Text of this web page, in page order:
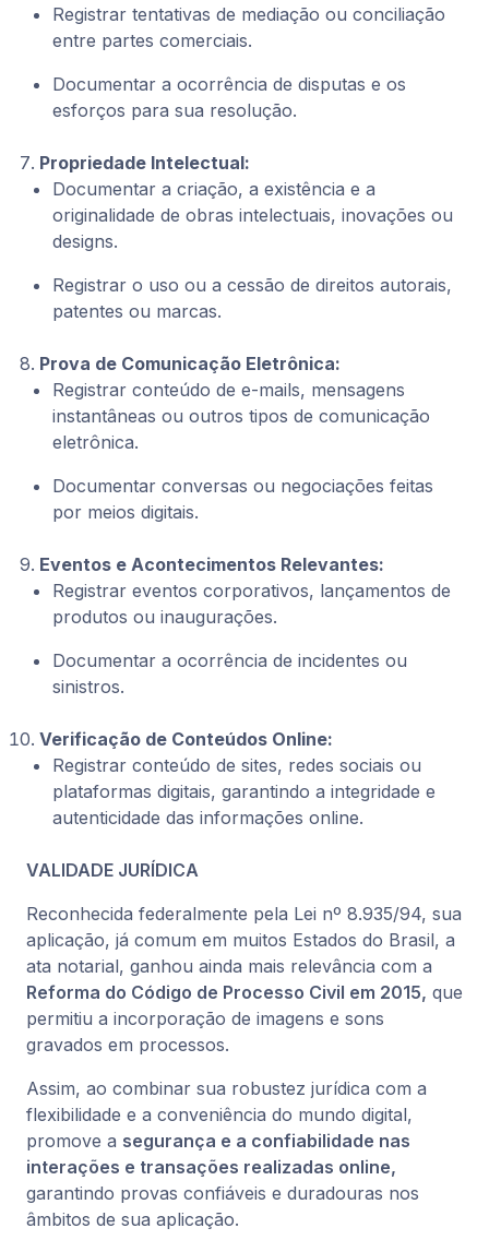
Registrar tentativas de mediação ou conciliação
entre partes comerciais.
Documentar a ocorrência de disputas e os
esforços para sua resolução.
Propriedade Intelectual:
Documentar a criação, a existência e a
originalidade de obras intelectuais, inovações ou
designs.
Registrar o uso ou a cessão de direitos autorais,
patentes ou marcas.
Prova de Comunicação Eletrônica:
Registrar conteúdo de e-mails, mensagens
instantâneas ou outros tipos de comunicação
eletrônica.
Documentar conversas ou negociações feitas
por meios digitais.
Eventos e Acontecimentos Relevantes:
Registrar eventos corporativos, lançamentos de
produtos ou inaugurações.
Documentar a ocorrência de incidentes ou
sinistros.
Verificação de Conteúdos Online:
Registrar conteúdo de sites, redes sociais ou
plataformas digitais, garantindo a integridade e
autenticidade das informações online.
VALIDADE JURÍDICA
Reconhecida federalmente pela Lei nº 8.935/94, sua
aplicação, já comum em muitos Estados do Brasil, a
ata notarial, ganhou ainda mais relevância com a
Reforma do Código de Processo Civil em 2015, que
permitiu a incorporação de imagens e sons
gravados em processos.
Assim, ao combinar sua robustez jurídica com a
flexibilidade e a conveniência do mundo digital,
promove a segurança e a confiabilidade nas
interações e transações realizadas online,
garantindo provas confiáveis e duradouras nos
âmbitos de sua aplicação.